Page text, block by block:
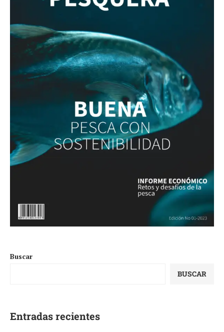
Buscar
BUSCAR
Entradas recientes